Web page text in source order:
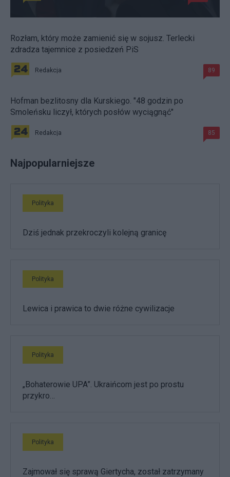
Rozłam, który może zamienić się w sojusz. Terlecki
zdradza tajemnice z posiedzeń PiS
Redakcja 89
Hofman bezlitosny dla Kurskiego. "48 godzin po
Smoleńsku liczył, których posłów wyciągnąć"
Redakcja 85
Najpopularniejsze
Polityka
Dziś jednak przekroczyli kolejną granicę
Polityka
Lewica i prawica to dwie różne cywilizacje
Polityka
„Bohaterowie UPA”. Ukraińcom jest po prostu
przykro…
Polityka
Zajmował się sprawą Giertycha, został zatrzymany